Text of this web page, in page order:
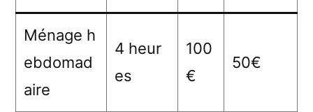
Ménage h
ebdomad
aire
4 heur
es
100
€
50€